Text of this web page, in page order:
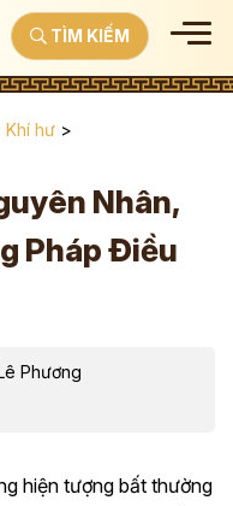
TÌM KIẾM
Khí hư >
Nhân,
Pháp Điều
Phương
hiện tượng bất thường